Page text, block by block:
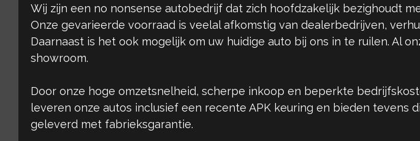
Wij zijn een no nonsense autobedrijf dat zich hoofdzakelijk bezighoudt
Onze gevarieerde voorraad is veelal afkomstig van dealerbedrijven,
Daarnaast is het ook mogelijk om uw huidige auto bij ons in te ruilen. Al
showroom.
Door onze hoge omzetsnelheid, scherpe inkoop en beperkte
leveren onze autos inclusief een recente APK keuring en bieden tevens
geleverd met fabrieksgarantie.